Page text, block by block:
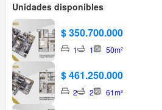
Unidades disponibles
$ 350.700.000
1 1 50m²
$ 461.250.000
2 2 61m²